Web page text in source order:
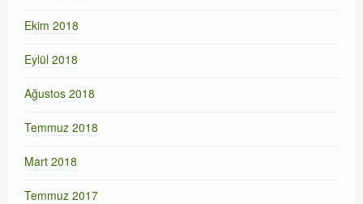
Ekim 2018
Eylül 2018
Ağustos 2018
Temmuz 2018
Mart 2018
Temmuz 2017